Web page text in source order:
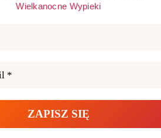
Wielkanocne Wypieki